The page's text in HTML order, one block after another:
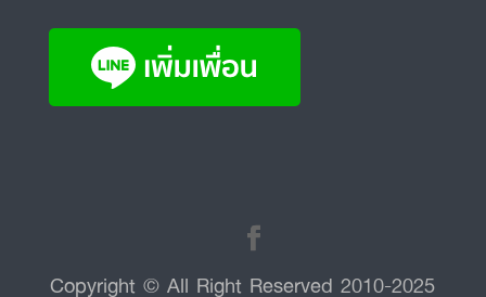
Copyright © All Right Reserved 2010-2025